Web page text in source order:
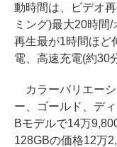
動時間は、ビデオ
ミング)最大20時間
再生最が1時間ほど
電、高速充電(約30
カラーバリエーシ
ー、ゴールド、デ
Bモデルで14万
128GBの価格12万